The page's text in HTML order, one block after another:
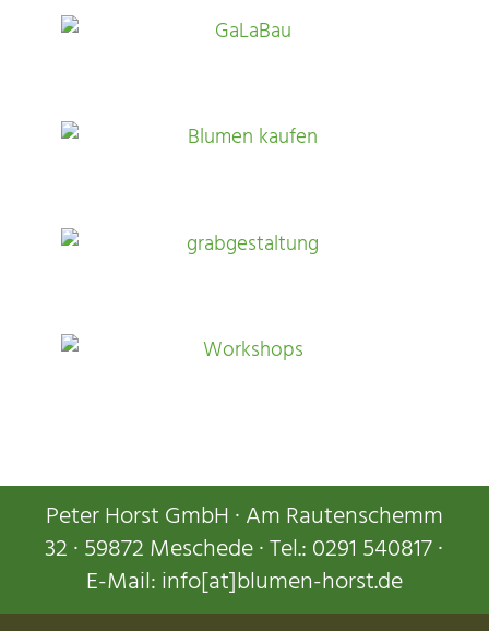
Peter Horst GmbH · Am Rautenschemm
32 · 59872 Meschede · Tel.: 0291 540817 ·
E-Mail: info[at]blumen-horst.de